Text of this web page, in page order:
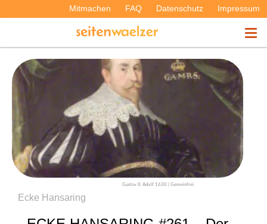
Mitmachen FAQ Datenschutz Impressum
THEMEN
PODCASTS
ÜBER UNS
Gustav II. Adolf 1630 | Gemeinfrei
Ecke Hansaring